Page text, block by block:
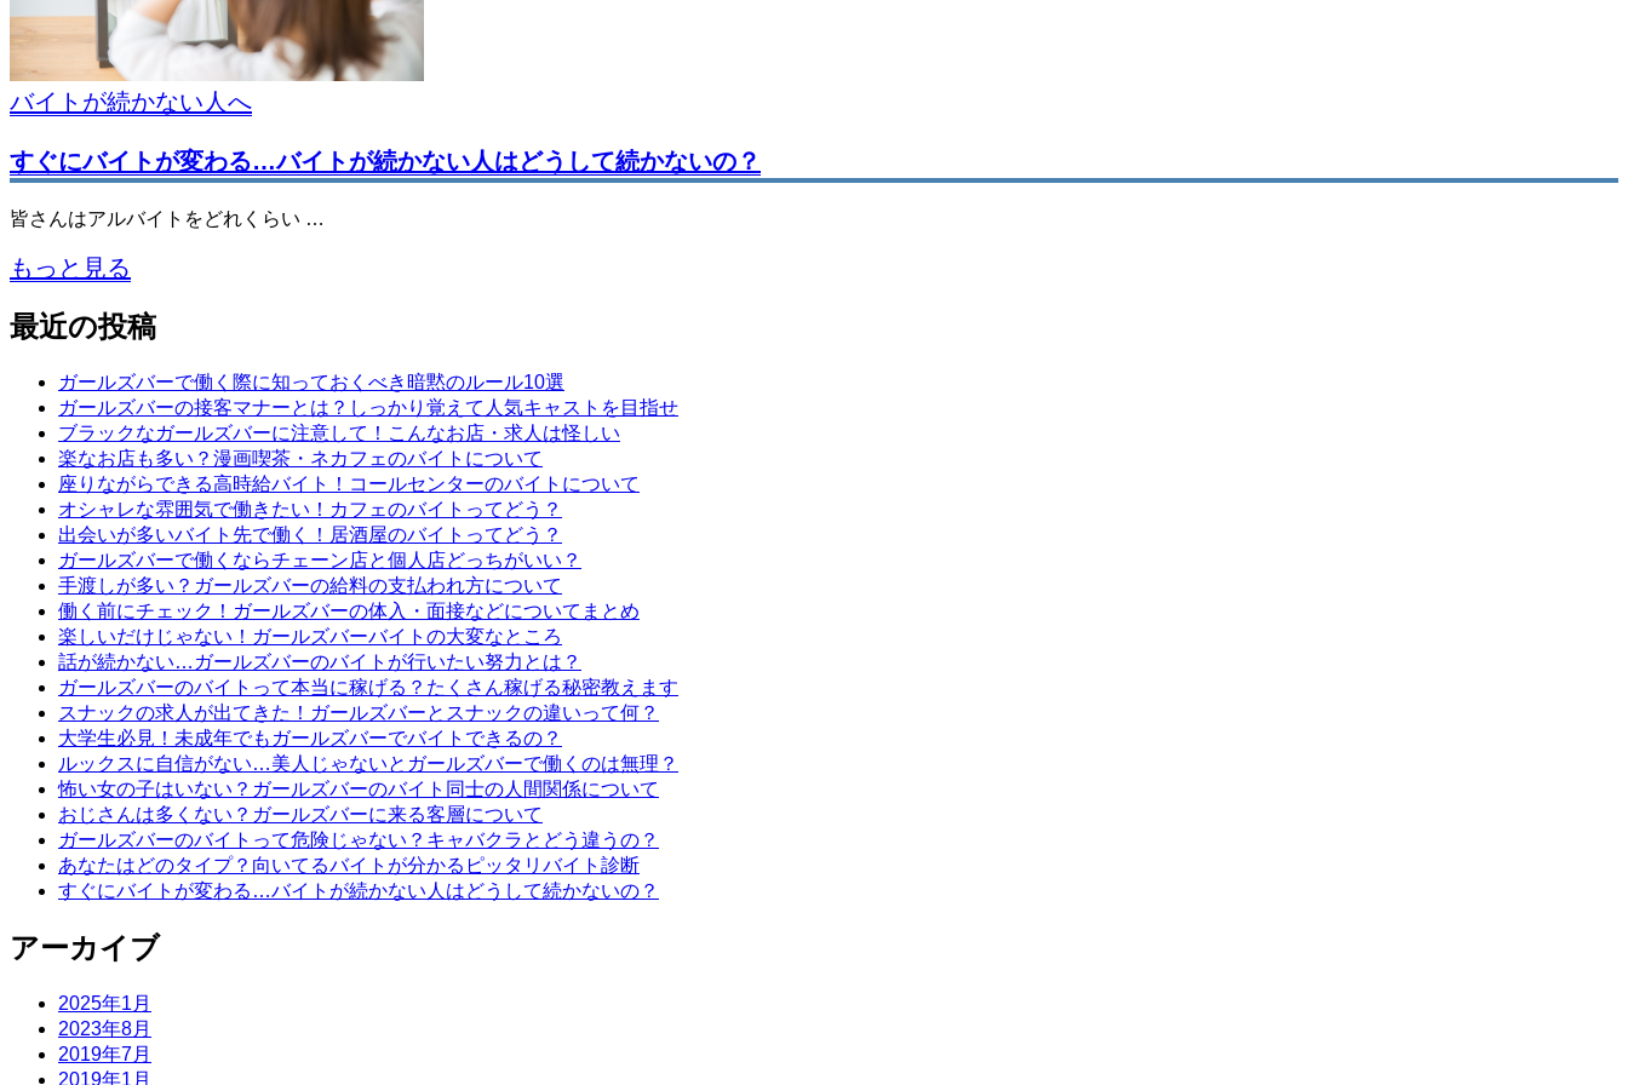
バイトが続かない人へ
すぐにバイトが変わる…バイトが続かない人はどうして続かないの？
皆さんはアルバイトをどれくらい …
もっと見る
最近の投稿
ガールズバーで働く際に知っておくべき暗黙のルール10選
ガールズバーの接客マナーとは？しっかり覚えて人気キャストを目指せ
ブラックなガールズバーに注意して！こんなお店・求人は怪しい
楽なお店も多い？漫画喫茶・ネカフェのバイトについて
座りながらできる高時給バイト！コールセンターのバイトについて
オシャレな雰囲気で働きたい！カフェのバイトってどう？
出会いが多いバイト先で働く！居酒屋のバイトってどう？
ガールズバーで働くならチェーン店と個人店どっちがいい？
手渡しが多い？ガールズバーの給料の支払われ方について
働く前にチェック！ガールズバーの体入・面接などについてまとめ
楽しいだけじゃない！ガールズバーバイトの大変なところ
話が続かない…ガールズバーのバイトが行いたい努力とは？
ガールズバーのバイトって本当に稼げる？たくさん稼げる秘密教えます
スナックの求人が出てきた！ガールズバーとスナックの違いって何？
大学生必見！未成年でもガールズバーでバイトできるの？
ルックスに自信がない…美人じゃないとガールズバーで働くのは無理？
怖い女の子はいない？ガールズバーのバイト同士の人間関係について
おじさんは多くない？ガールズバーに来る客層について
ガールズバーのバイトって危険じゃない？キャバクラとどう違うの？
あなたはどのタイプ？向いてるバイトが分かるピッタリバイト診断
すぐにバイトが変わる…バイトが続かない人はどうして続かないの？
アーカイブ
2025年1月
2023年8月
2019年7月
2019年1月